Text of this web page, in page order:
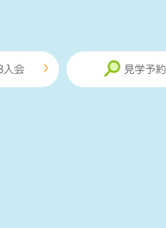
入会 見学予約